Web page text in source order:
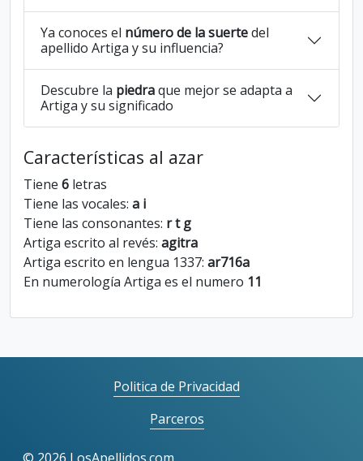
Ya conoces el número de la suertedel
apellido Artiga y su influencia?
Descubre la piedraque mejor se adapta a
Artiga y su significado
Características al azar
Tiene 6 letras
Tiene las vocales: a i
Tiene las consonantes: r t g
Artiga escrito al revés: agitra
Artiga escrito en lengua 1337: ar716a
En numerología Artiga es el numero 11
Politica de Privacidad
Parceros